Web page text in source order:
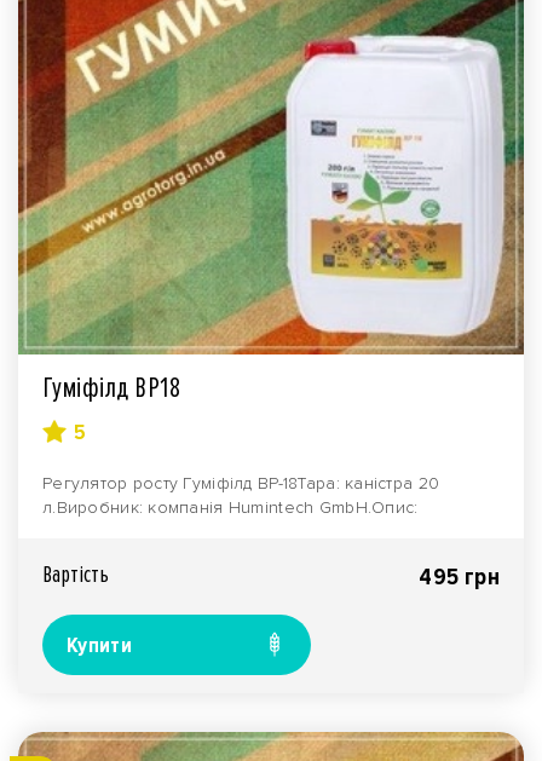
Гуміфілд ВР18
5
Регулятор росту Гуміфілд ВР-18Тара: каністра 20
л.Виробник: компанія Humintech GmbH.Опис:
Вартiсть 495 грн
Купити